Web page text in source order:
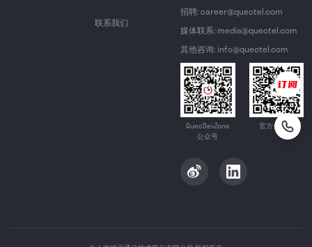
联系我们
招聘: career@quectel.com
媒体联系: media@quectel.com
其他咨询: info@quectel.com
QuecDevZone
公众号
官方公众号